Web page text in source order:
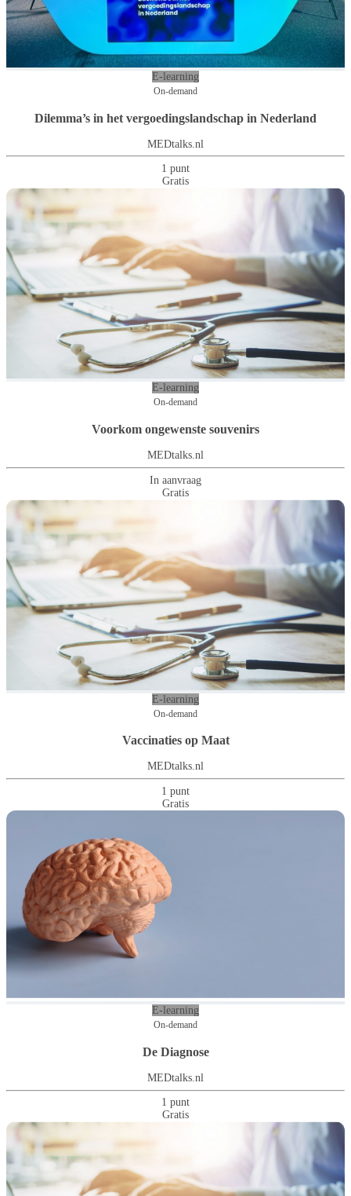
E-learning
On-demand
Dilemma’s in het vergoedingslandschap in Nederland
MEDtalks.nl
1 punt
Gratis
E-learning
On-demand
Voorkom ongewenste souvenirs
MEDtalks.nl
In aanvraag
Gratis
E-learning
On-demand
Vaccinaties op Maat
MEDtalks.nl
1 punt
Gratis
E-learning
On-demand
De Diagnose
MEDtalks.nl
1 punt
Gratis